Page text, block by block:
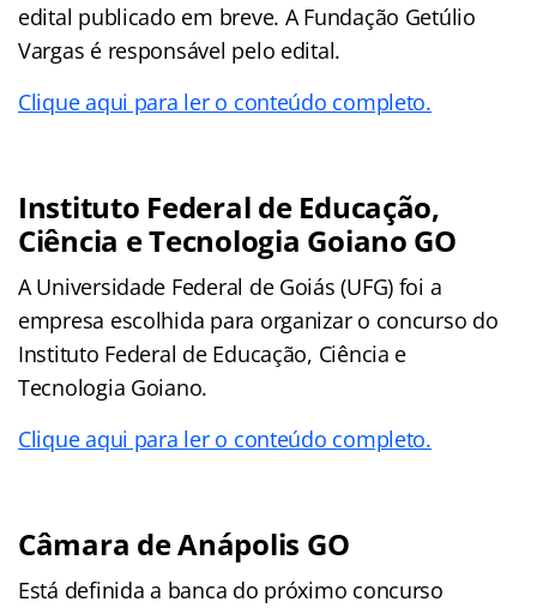
edital publicado em breve. A Fundação Getúlio
Vargas é responsável pelo edital.
Clique aqui para ler o conteúdo completo.
Instituto Federal de Educação,
Ciência e Tecnologia Goiano GO
A Universidade Federal de Goiás (UFG) foi a
empresa escolhida para organizar o concurso do
Instituto Federal de Educação, Ciência e
Tecnologia Goiano.
Clique aqui para ler o conteúdo completo.
Câmara de Anápolis GO
Está definida a banca do próximo concurso